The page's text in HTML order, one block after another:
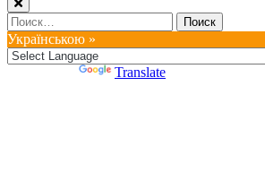
Найти:
Українською »
Translate